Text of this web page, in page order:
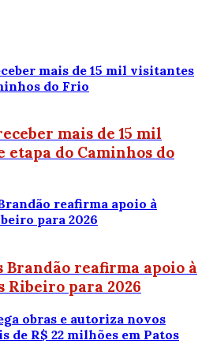
mais de 15 mil
do Caminhos do
Brandão reafirma apoio à
Ribeiro para 2026